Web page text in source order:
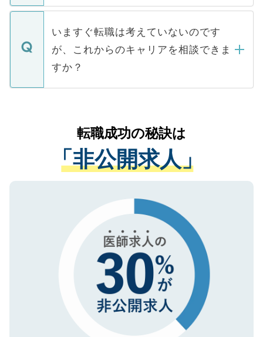
関を公にしてしまうと、応募が殺到する場
に、医療機関が求める条件に合った人材の
みを人材紹介会社に依頼するケースが増え
ています。
定を承諾する必要はありません。内定先へ
の辞退の連絡はキャリアパートナーが行い
個人情報が漏えいすることはありませんの
で、ご安心ください。当サイトからの登録
などで収集したご登録者様の個人情報は、
ご本人のキャリアアップおよび転職活動の
支援を目的に使用いたします。お預かりし
ているすべての個人データはご本人の許可
は、個人情報の取り扱いについての厳密な
管理基準を満たした事業者のみに付与され
る、プライバシーマークを取得済みです。
で、機密保持に関してもご安心ください。
いますぐ転職は考えていないのです
が、これからのキャリアを相談できま
すか？
かがいして、現在の医療機関の状況や紹介
経験をまじえながら、適切なアドバイスを
させていただきます。すぐにご転職をされ
ない方には、長期的なサポートが可能です
ので、まずはご登録ください。
転職成功の秘訣は
「非公開求人」